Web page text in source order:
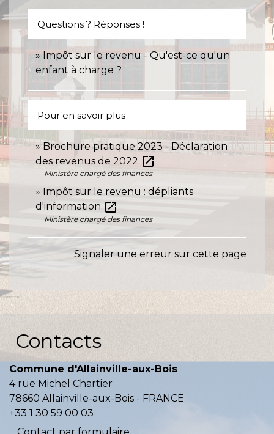
Questions ? Réponses !
Impôt sur le revenu - Qu'est-ce qu'un
enfant à charge ?
Pour en savoir plus
Brochure pratique 2023 - Déclaration
des revenus de 2022 open_in_new
Ministère chargé des finances
Impôt sur le revenu : dépliants
d'information open_in_new
Ministère chargé des finances
Signaler une erreur sur cette page
Contacts
Commune d'Allainville-aux-Bois
4 rue Michel Chartier
78660 Allainville-aux-Bois - FRANCE
+33 1 30 59 00 03